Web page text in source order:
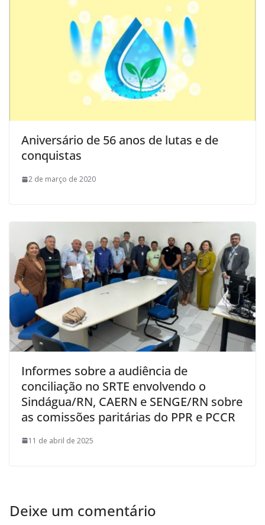
Aniversário de 56 anos de lutas e de
conquistas
2 de março de 2020
Informes sobre a audiência de
conciliação no SRTE envolvendo o
Sindágua/RN, CAERN e SENGE/RN sobre
as comissões paritárias do PPR e PCCR
11 de abril de 2025
Deixe um comentário